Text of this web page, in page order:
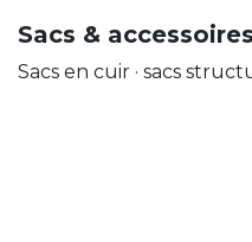
Sacs & accessoires
Sacs en cuir · sacs